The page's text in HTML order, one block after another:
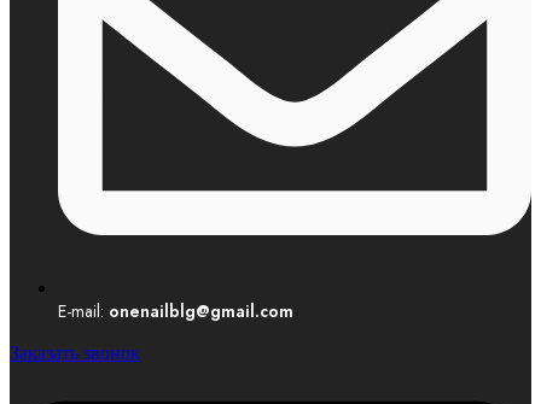
E-mail: onenailblg@gmail.com
Заказать звонок